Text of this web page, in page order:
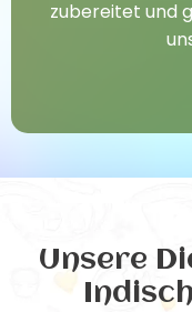
zubereitet und
Unsere